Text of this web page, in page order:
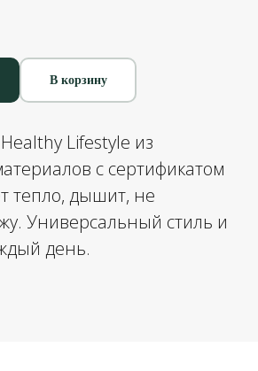
В корзину
Lifestyle из
с сертификатом
тепло, дышит, не
Универсальный стиль и
день.